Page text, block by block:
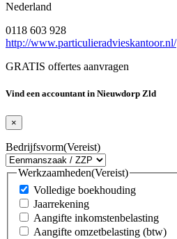
Nederland
0118 603 928
http://www.particulieradvieskantoor.nl/
GRATIS offertes aanvragen
Vind een accountant in Nieuwdorp Zld
×
Bedrijfsvorm(Vereist)
Werkzaamheden(Vereist)
Volledige boekhouding
Jaarrekening
Aangifte inkomstenbelasting
Aangifte omzetbelasting (btw)